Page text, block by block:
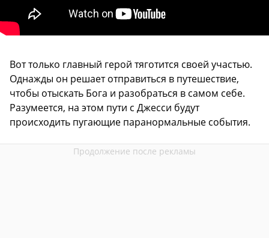
Вот только главный герой тяготится своей участью.
Однажды он решает отправиться в путешествие,
чтобы отыскать Бога и разобраться в самом себе.
Разумеется, на этом пути с Джесси будут
происходить пугающие паранормальные события.